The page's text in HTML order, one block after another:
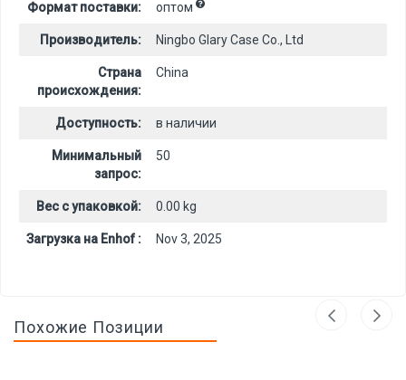
Формат поставки: оптом
Производитель: Ningbo Glary Case Co., Ltd
Страна
происхождения:
China
Доступность: в наличии
Минимальный
запрос:
50
Вес с упаковкой: 0.00 kg
Загрузка на Enhof : Nov 3, 2025
Похожие Позиции